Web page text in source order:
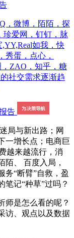
，微博，陌陌，探
珍爱网，钉钉，脉
如我，快
秀蛋，点心，
ZAO，知乎，糖
社交需求逐渐趋
局与新出路；网
一增长点；电商巨
越来越流行，消
陌、 百度入局，
务“断臂”自救，盈
记“种草”过吗？
是怎么看的呢？
访、观点以及数据